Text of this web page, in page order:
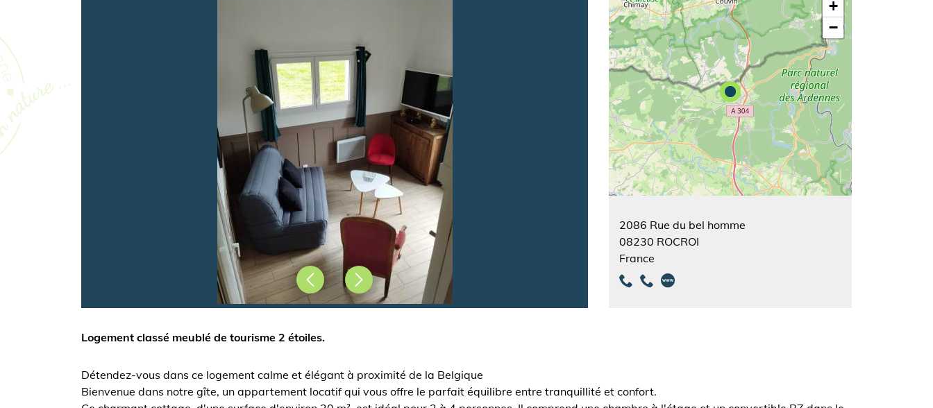
PrécédentSuivant
+
−
2086 Rue du bel homme
08230 ROCROI
France
Logement classé meublé de tourisme 2 étoiles.
Détendez-vous dans ce logement calme et élégant à proximité de la Belgique
Bienvenue dans notre gîte, un appartement locatif qui vous offre le parfait équilibre entre tranquillité et confort.